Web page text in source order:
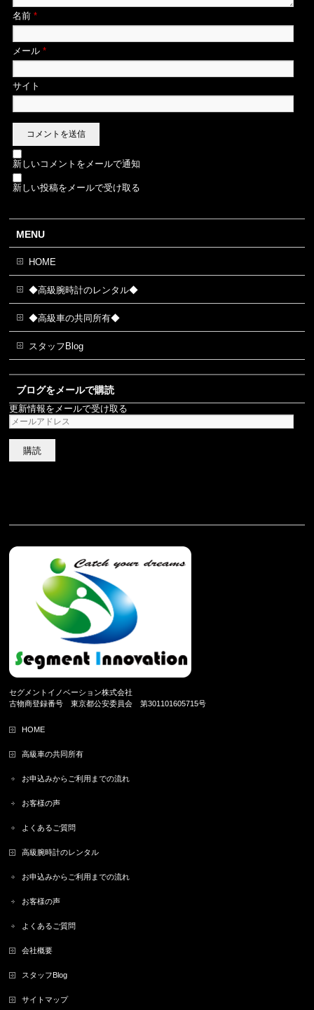
名前*
メール*
サイト
新しいコメントをメールで通知
新しい投稿をメールで受け取る
MENU
HOME
◆高級腕時計のレンタル◆
◆高級車の共同所有◆
スタッフBlog
ブログをメールで購読
更新情報をメールで受け取る
メ
ー
ル
ド
セグメントイノベーション株式会社
古物商登録番号 東京都公安委員会 第301101605715号
HOME
高級車の共同所有
お申込みからご利用までの流れ
お客様の声
よくあるご質問
高級腕時計のレンタル
お申込みからご利用までの流れ
お客様の声
よくあるご質問
会社概要
スタッフBlog
サイトマップ